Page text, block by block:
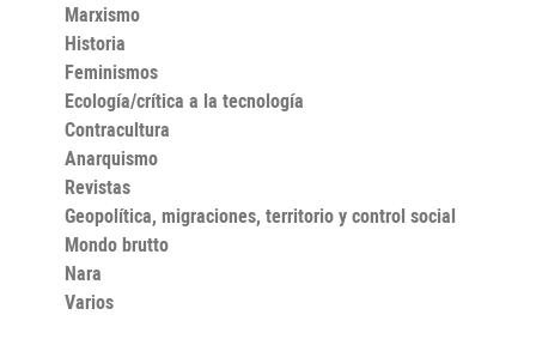
Marxismo
Historia
Feminismos
Ecología/crítica a la tecnología
Contracultura
Anarquismo
Revistas
Geopolítica, migraciones, territorio y control social
Mondo brutto
Nara
Varios